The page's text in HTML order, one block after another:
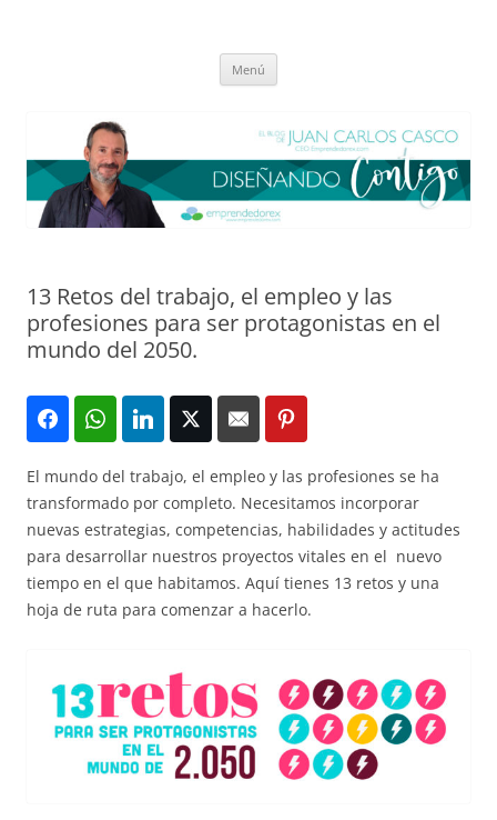
Menú
13 Retos del trabajo, el empleo y las
profesiones para ser protagonistas en el
mundo del 2050.
El mundo del trabajo, el empleo y las profesiones se ha
transformado por completo. Necesitamos incorporar
nuevas estrategias, competencias, habilidades y actitudes
para desarrollar nuestros proyectos vitales en el nuevo
tiempo en el que habitamos. Aquí tienes 13 retos y una
hoja de ruta para comenzar a hacerlo.